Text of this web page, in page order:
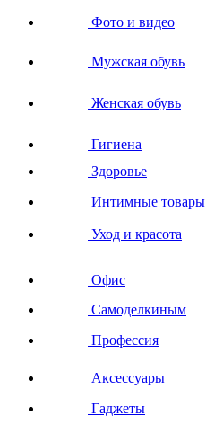
Фото и видео
Мужская обувь
Женская обувь
Гигиена
Здоровье
Интимные товары
Уход и красота
Офис
Самоделкиным
Профессия
Аксессуары
Гаджеты